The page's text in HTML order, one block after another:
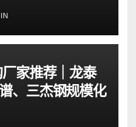
家推荐｜龙泰
、三杰钢规模化